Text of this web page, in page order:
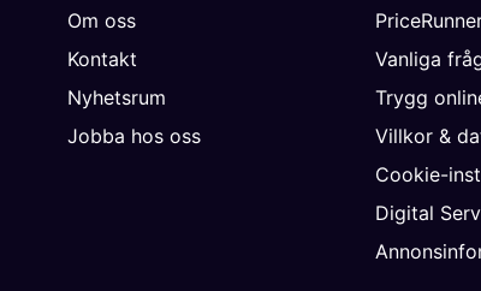
Om oss
Kontakt
Nyhetsrum
Jobba hos oss
Vanliga
Trygg
Villkor &
Cookie-
Digital